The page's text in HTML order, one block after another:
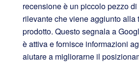
recensione è un piccolo pezzo
rilevante che viene aggiunto alla
prodotto. Questo segnala a
è attiva e fornisce informazioni
aiutare a migliorarne il